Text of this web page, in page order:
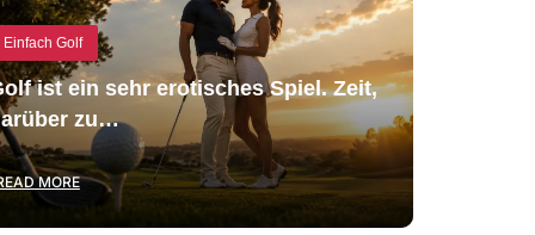
Einfach Golf
ist ein sehr erotisches Spiel. Zeit,
zu…
MORE